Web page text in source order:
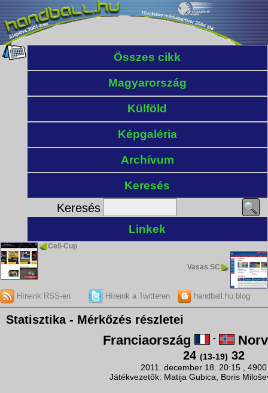
Összes cikk
Magyarország
Külföld
Képgaléria
Archívum
Keresés
Keresés
Linkek
Cell-Cup
Vasas SC
Híreink RSS-en Híreink a Twitteren handball.hu blog
Statisztika - Mérkőzés részletei
Franciaország -
24 (13-19) 32
2011. december 18. 20:15 ,
Játékvezetők: Matija Gubica, Boris